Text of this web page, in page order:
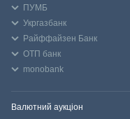
ПУМБ
Укргазбанк
Райффайзен Банк
ОТП банк
monobank
Валютний аукціон